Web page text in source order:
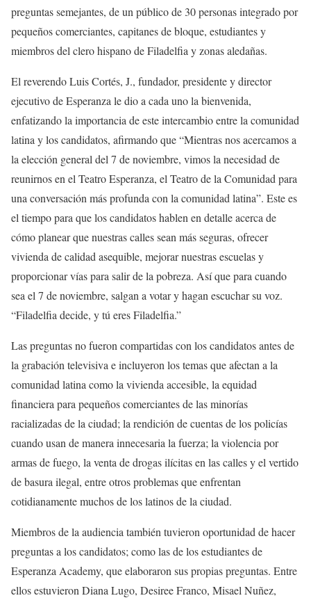
preguntas semejantes, de un público de 30 personas integrado por
pequeños comerciantes, capitanes de bloque, estudiantes y
miembros del clero hispano de Filadelfia y zonas aledañas.
El reverendo Luis Cortés, J., fundador, presidente y director
ejecutivo de Esperanza le dio a cada uno la bienvenida,
enfatizando la importancia de este intercambio entre la comunidad
latina y los candidatos, afirmando que “Mientras nos acercamos a
la elección general del 7 de noviembre, vimos la necesidad de
reunirnos en el Teatro Esperanza, el Teatro de la Comunidad para
una conversación más profunda con la comunidad latina”. Este es
el tiempo para que los candidatos hablen en detalle acerca de
cómo planear que nuestras calles sean más seguras, ofrecer
vivienda de calidad asequible, mejorar nuestras escuelas y
proporcionar vías para salir de la pobreza. Así que para cuando
sea el 7 de noviembre, salgan a votar y hagan escuchar su voz.
“Filadelfia decide, y tú eres Filadelfia.”
Las preguntas no fueron compartidas con los candidatos antes de
la grabación televisiva e incluyeron los temas que afectan a la
comunidad latina como la vivienda accesible, la equidad
financiera para pequeños comerciantes de las minorías
racializadas de la ciudad; la rendición de cuentas de los policías
cuando usan de manera innecesaria la fuerza; la violencia por
armas de fuego, la venta de drogas ilícitas en las calles y el vertido
de basura ilegal, entre otros problemas que enfrentan
cotidianamente muchos de los latinos de la ciudad.
Miembros de la audiencia también tuvieron oportunidad de hacer
preguntas a los candidatos; como las de los estudiantes de
Esperanza Academy, que elaboraron sus propias preguntas. Entre
ellos estuvieron Diana Lugo, Desiree Franco, Misael Nuñez,